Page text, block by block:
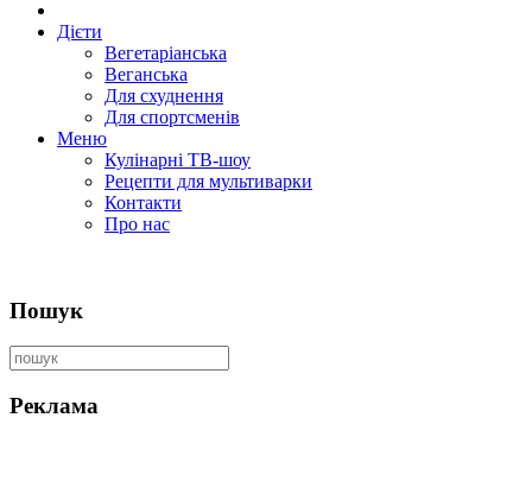
Дієти
Вегетаріанська
Веганська
Для схуднення
Для спортсменів
Меню
Кулінарні ТВ-шоу
Рецепти для мультиварки
Контакти
Про нас
Пошук
Реклама